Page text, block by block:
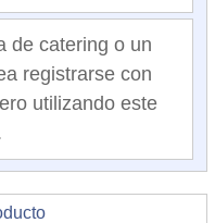
de catering o un
registrarse con
utilizando este